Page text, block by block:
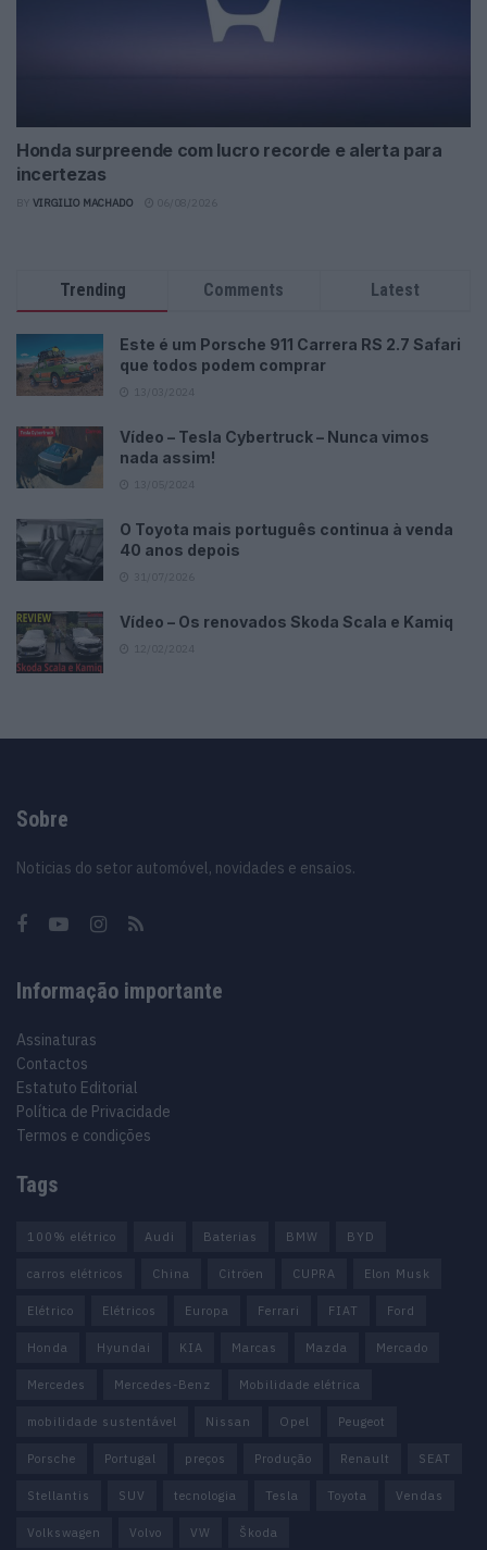
Honda surpreende com lucro recorde e alerta para
incertezas
VIRGILIO MACHADO
Trending Comments Latest
Este é um Porsche 911 Carrera RS 2.7 Safari
que todos podem comprar
Vídeo – Tesla Cybertruck – Nunca vimos
nada assim!
O Toyota mais português continua à venda
40 anos depois
Vídeo – Os renovados Skoda Scala e Kamiq
Sobre
Noticias do setor automóvel, novidades e ensaios.
Informação importante
Assinaturas
Contactos
Estatuto Editorial
Política de Privacidade
Termos e condições
Tags
100% elétrico Audi Baterias BMW BYD
carros elétricos China Citröen CUPRA Elon Musk
Elétrico Elétricos Europa Ferrari FIAT Ford
Honda Hyundai KIA Marcas Mazda Mercado
Mercedes Mercedes-Benz Mobilidade elétrica
mobilidade sustentável Nissan Opel Peugeot
Porsche Portugal preços Produção Renault SEAT
Stellantis SUV tecnologia Tesla Toyota Vendas
Volkswagen Volvo VW Škoda